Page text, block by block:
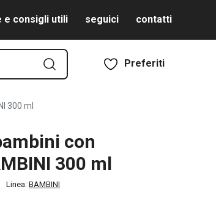
e consigli utili seguici contatti
Preferiti
300 ml
con
300 ml
Linea: BAMBINI